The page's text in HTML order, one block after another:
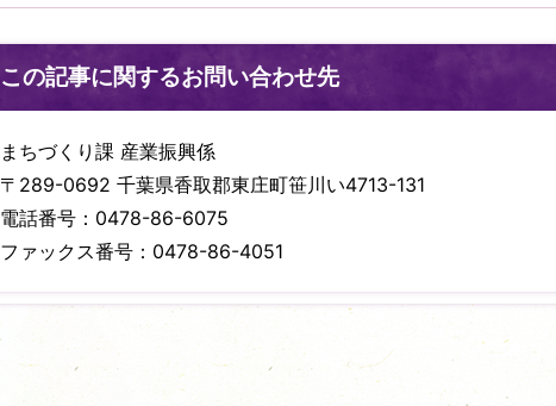
この記事に関するお問い合わせ先
まちづくり課 産業振興係
〒289-0692 千葉県香取郡東庄町笹川い4713-131
電話番号：0478-86-6075
ファックス番号：0478-86-4051